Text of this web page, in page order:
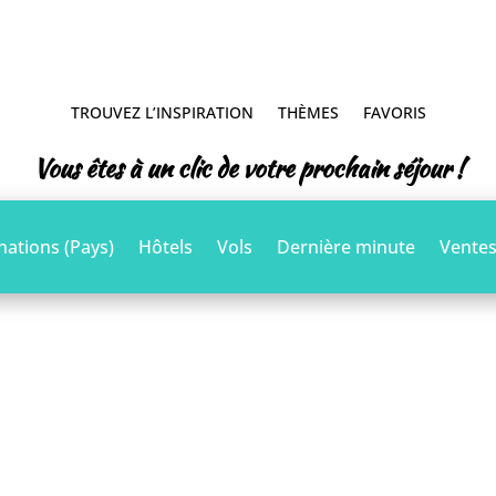
TROUVEZ L’INSPIRATION THÈMES FAVORIS
Vous êtes à un clic de votre prochain séjour !
(Pays) Hôtels Vols Dernière minute